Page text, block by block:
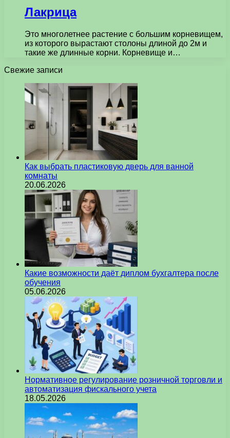
Лакрица
Это многолетнее растение с большим корневищем,
из которого вырастают столоны длиной до 2м и
такие же длинные корни. Корневище и…
Свежие записи
Как выбрать пластиковую дверь для ванной
комнаты
20.06.2026
Какие возможности даёт диплом бухгалтера после
обучения
05.06.2026
Нормативное регулирование розничной торговли и
автоматизация фискального учета
18.05.2026